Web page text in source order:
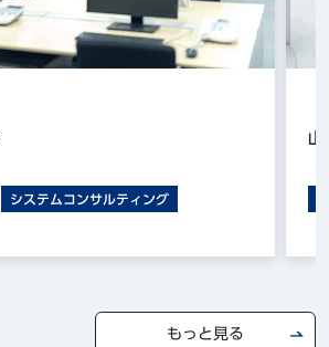
システムコンサルティング
山
もっと見る